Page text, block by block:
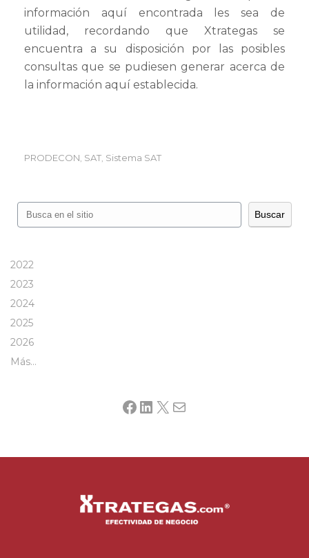
información aquí encontrada les sea de
utilidad, recordando que Xtrategas se
encuentra a su disposición por las posibles
consultas que se pudiesen generar acerca de
la información aquí establecida.
PRODECON SAT Sistema SAT
Buscar Buscar
2022
2023
2024
2025
2026
Más…
Facebook
LinkedIn
X Mail